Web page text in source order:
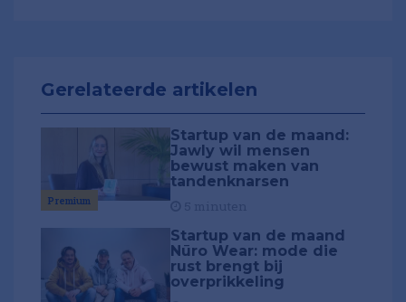
Gerelateerde artikelen
Premium
Startup van de maand:
Jawly wil mensen
bewust maken van
tandenknarsen
Startup van de maand
Nūro Wear: mode die
rust brengt bij
overprikkeling